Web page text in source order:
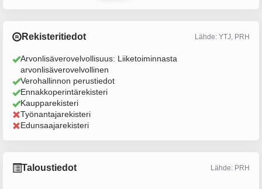
Rekisteritiedot Lähde: YTJ, PRH
Arvonlisäverovelvollisuus: Liiketoiminnasta
arvonlisäverovelvollinen
Verohallinnon perustiedot
Ennakkoperintärekisteri
Kaupparekisteri
Työnantajarekisteri
Edunsaajarekisteri
Taloustiedot Lähde: PRH